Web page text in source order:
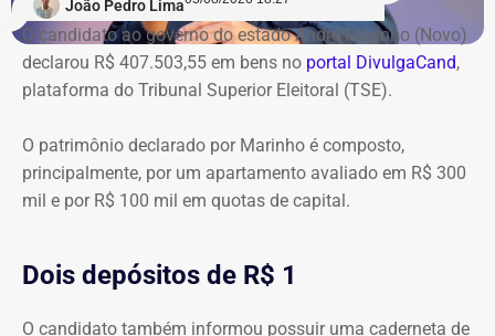
João Pedro Lima
O candidato ao governo do estado André Marinho (Novo)
declarou R$ 407.503,55 em bens no portal DivulgaCand,
plataforma do Tribunal Superior Eleitoral (TSE).
O patrimônio declarado por Marinho é composto,
principalmente, por um apartamento avaliado em R$ 300
mil e por R$ 100 mil em quotas de capital.
Dois depósitos de R$ 1
O candidato também informou possuir uma caderneta de